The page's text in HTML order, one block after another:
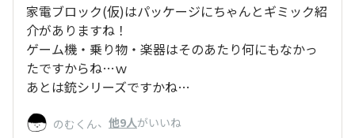
家電ブロック(仮)はパッケージにちゃんとギミック紹
介がありますね！
ゲーム機・乗り物・楽器はそのあたり何にもなかっ
たですからね…ｗ
あとは銃シリーズですかね…
のむくん、 他9人がいいね